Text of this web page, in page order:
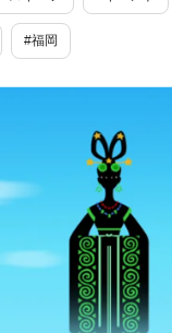
#福岡